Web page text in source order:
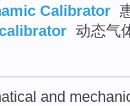
Calibrator
动态气
and